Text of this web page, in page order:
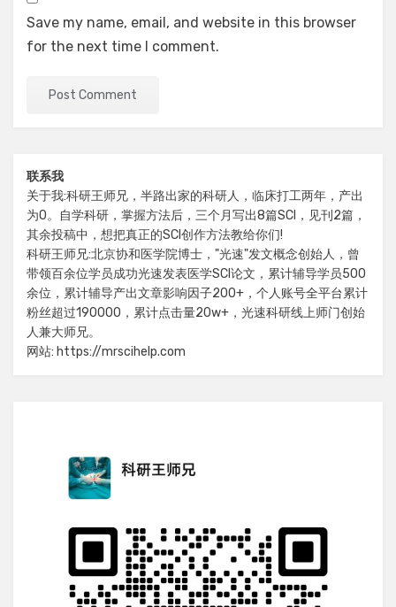
Save my name, email, and website in this browser
for the next time I comment.
联系我
关于我:科研王师兄，半路出家的科研人，临床打工两年，产出
为0。自学科研，掌握方法后，三个月写出8篇SCI，见刊2篇，
其余投稿中，想把真正的SCI创作方法教给你们!
科研王师兄:北京协和医学院博士，"光速"发文概念创始人，曾
带领百余位学员成功光速发表医学SCI论文，累计辅导学员500
余位，累计辅导产出文章影响因子200+，个人账号全平台累计
粉丝超过190000，累计点击量20w+，光速科研线上师门创始
人兼大师兄。
网站: https://mrscihelp.com